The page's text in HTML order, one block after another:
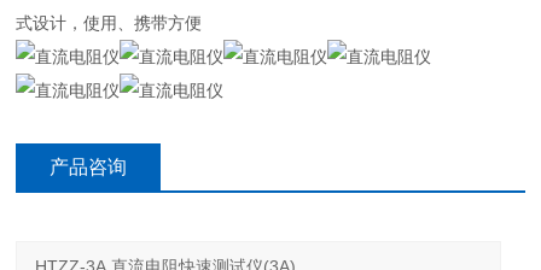
式设计，使用、携带方便
产品咨询